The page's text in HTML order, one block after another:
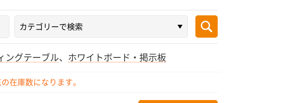
ングテーブル、 ホワイトボード・掲示板
在庫数になります。